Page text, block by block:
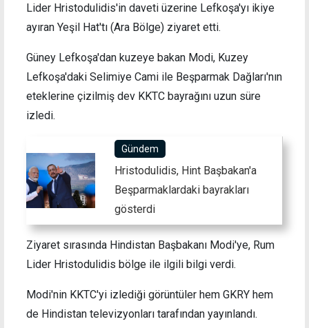
Lider Hristodulidis'in daveti üzerine Lefkoşa'yı ikiye
ayıran Yeşil Hat'tı (Ara Bölge) ziyaret etti.
Güney Lefkoşa'dan kuzeye bakan Modi, Kuzey
Lefkoşa'daki Selimiye Cami ile Beşparmak Dağları'nın
eteklerine çizilmiş dev KKTC bayrağını uzun süre
izledi.
Gündem
Hristodulidis, Hint Başbakan'a
Beşparmaklardaki bayrakları
gösterdi
Ziyaret sırasında Hindistan Başbakanı Modi'ye, Rum
Lider Hristodulidis bölge ile ilgili bilgi verdi.
Modi'nin KKTC'yi izlediği görüntüler hem GKRY hem
de Hindistan televizyonları tarafından yayınlandı.